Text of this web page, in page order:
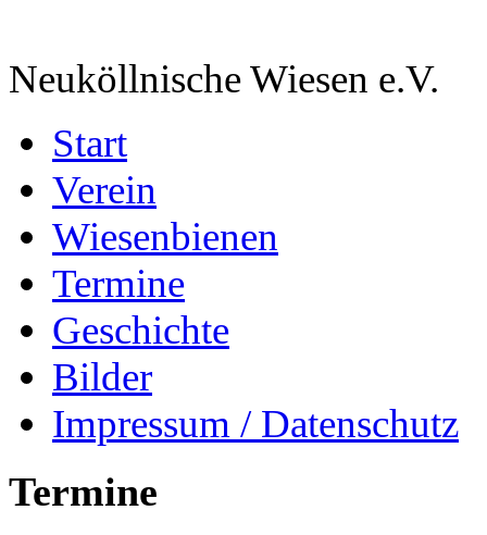
Neuköllnische Wiesen e.V.
Start
Verein
Wiesenbienen
Termine
Geschichte
Bilder
Impressum / Datenschutz
Termine